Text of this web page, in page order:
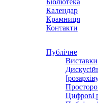
Бібліотека
Календар
Крамниця
Контакти
Публічне
Виставки
Цифрові